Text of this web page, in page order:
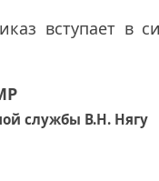
вступает в
службы В.Н. Нягу